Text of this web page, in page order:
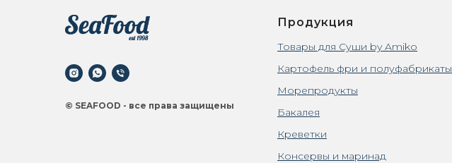
© SEAFOOD - все права защищены
Продукция
Товары для Суши by Amiko
Картофель фри и полуфабрикаты
Морепродукты
Бакалея
Креветки
Консервы и маринад